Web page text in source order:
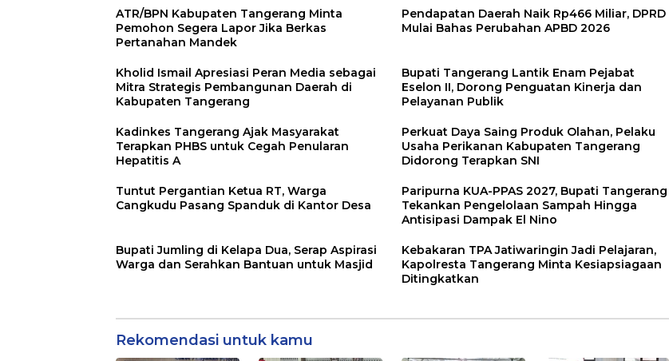
ATR/BPN Kabupaten Tangerang Minta
Pemohon Segera Lapor Jika Berkas
Pertanahan Mandek
Pendapatan Daerah Naik Rp466 Miliar, DPRD
Mulai Bahas Perubahan APBD 2026
Kholid Ismail Apresiasi Peran Media sebagai
Mitra Strategis Pembangunan Daerah di
Kabupaten Tangerang
Bupati Tangerang Lantik Enam Pejabat
Eselon II, Dorong Penguatan Kinerja dan
Pelayanan Publik
Kadinkes Tangerang Ajak Masyarakat
Terapkan PHBS untuk Cegah Penularan
Hepatitis A
Perkuat Daya Saing Produk Olahan, Pelaku
Usaha Perikanan Kabupaten Tangerang
Didorong Terapkan SNI
Tuntut Pergantian Ketua RT, Warga
Cangkudu Pasang Spanduk di Kantor Desa
Paripurna KUA-PPAS 2027, Bupati Tangerang
Tekankan Pengelolaan Sampah Hingga
Antisipasi Dampak El Nino
Bupati Jumling di Kelapa Dua, Serap Aspirasi
Warga dan Serahkan Bantuan untuk Masjid
Kebakaran TPA Jatiwaringin Jadi Pelajaran,
Kapolresta Tangerang Minta Kesiapsiagaan
Ditingkatkan
Rekomendasi untuk kamu